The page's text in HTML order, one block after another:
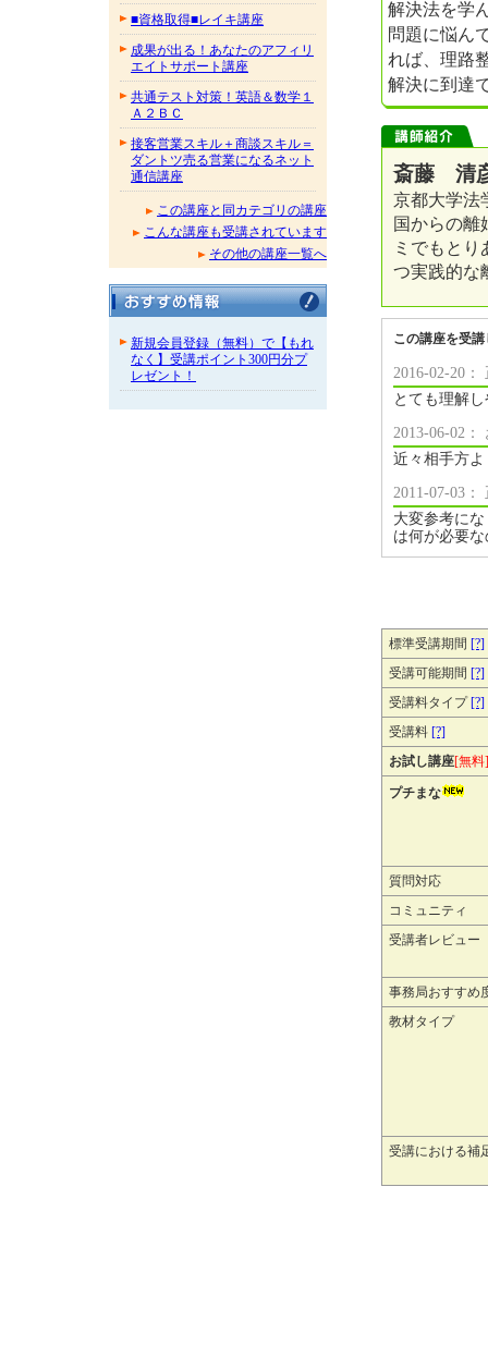
■資格取得■レイキ講座
成果が出る！あなたのアフィリ
エイトサポート講座
共通テスト対策！英語＆数学１
Ａ２ＢＣ
接客営業スキル＋商談スキル＝
ダントツ売る営業になるネット
通信講座
この講座と同カテゴリの講座
こんな講座も受講されています
その他の講座一覧へ
新規会員登録（無料）で【もれ
なく】受講ポイント300円分プ
レゼント！
解決法を学
問題に悩ん
れば、理路
解決に到達
斎藤 清
京都大学法
国からの離
ミでもと
つ実践的な
この講座を受
2016-02-20
とても理解
2013-06-02
近々相手方
2011-07-03
大変参考に
は何が必要
標準受講期間 [?]
受講可能期間 [?]
受講料タイプ[?]
受講料 [?]
お試し講座[無料]
プチまな
質問対応
コミュニティ
受講者レビュー
事務局おすすめ
教材タイプ
受講における補